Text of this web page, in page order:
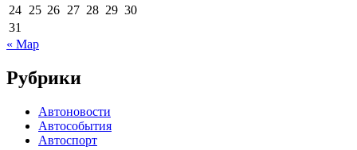
24 25 26 27 28 29 30
31
« Мар
Рубрики
Автоновости
Автособытия
Автоспорт